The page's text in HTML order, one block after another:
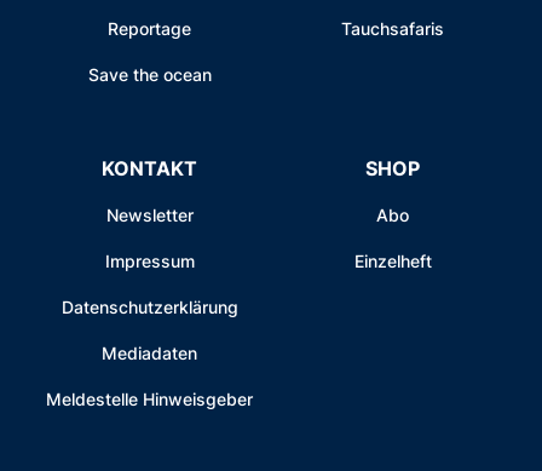
Reportage
Save the ocean
Tauchsafaris
KONTAKT
Newsletter
Impressum
Datenschutzerklärung
Mediadaten
Meldestelle Hinweisgeber
SHOP
Abo
Einzelheft